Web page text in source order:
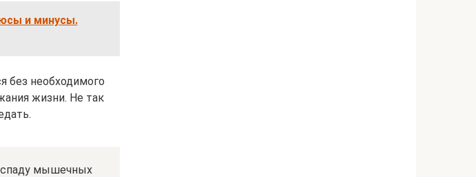
и минусы.
без необходимого
жизни. Не так
мышечных